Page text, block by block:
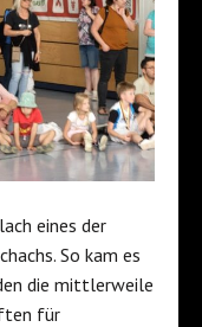
eines der
So kam es
die mittlerweile
für